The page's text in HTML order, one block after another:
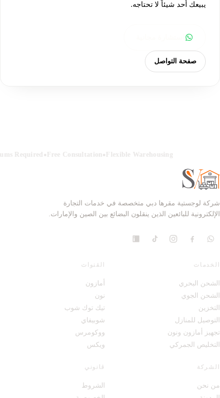
يبيعك أحد شيئاً لا تحتاجه.
صفحة التواصل
Flexible Warehousing
•
Free Consultation
•
Required
شركة لوجستية مقرها دبي متخصصة في خدمات التجارة
الإلكترونية للبائعين الذين ينقلون البضائع بين الصين والإمارات.
الخدمات
الشحن البحري
الشحن الجوي
التخزين
التوصيل للمنازل
تجهيز أمازون ونون
التخليص الجمركي
القنوات
أمازون
نون
تيك توك شوب
شوبيفاي
ووكومرس
ويكس
الشركة
من نحن
قانوني
الشروط